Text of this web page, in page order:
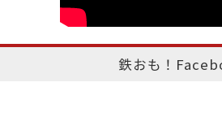
鉄おも！